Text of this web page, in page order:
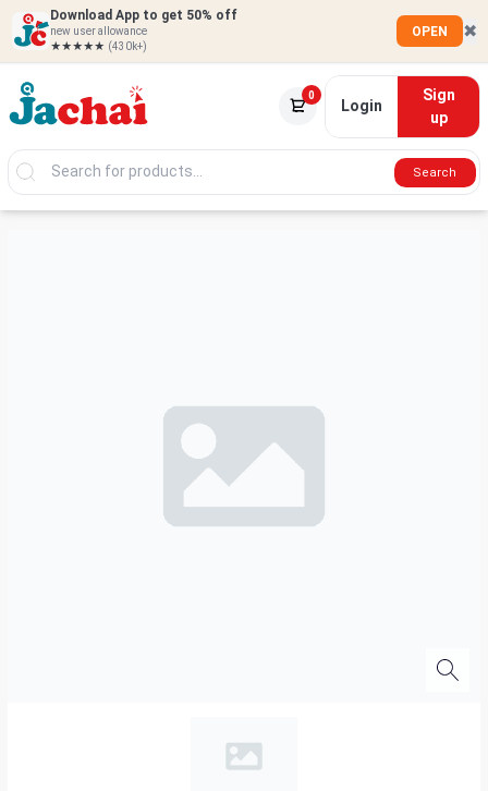
Download App to get 50% off
new user allowance
★★★★★ (430k+)
OPEN ✖
0
Login
Sign
up
Search